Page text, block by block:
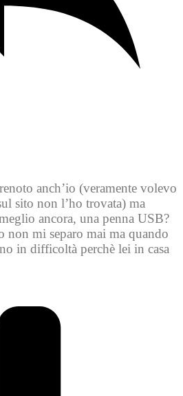
anch’io (veramente volevo
sito non l’ho trovata) ma
ancora, una penna USB?
non mi separo mai ma quando
in difficoltà perchè lei in casa